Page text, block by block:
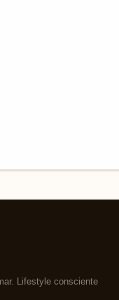
Lifestyle consciente